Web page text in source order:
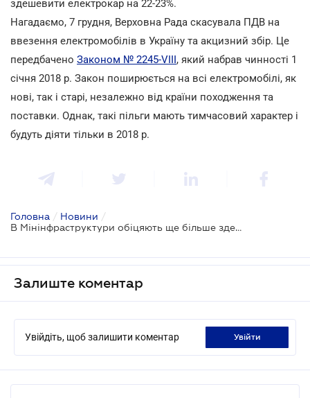
здешевити електрокар на 22-23%.
Нагадаємо, 7 грудня, Верховна Рада скасувала ПДВ на
ввезення електромобілів в Україну та акцизний збір. Це
передбачено Законом № 2245-VIII, який набрав чинності 1
січня 2018 р. Закон поширюється на всі електромобілі, як
нові, так і старі, незалежно від країни походження та
поставки. Однак, такі пільги мають тимчасовий характер і
будуть діяти тільки в 2018 р.
Головна / Новини /
В Мінінфраструктури обіцяють ще більше здешевити електромобілі
Залиште коментар
Увійдіть, щоб залишити коментар увійти